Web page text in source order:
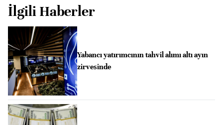
İlgili Haberler
Yabancı yatırımcının tahvil alımı altı ayın
zirvesinde